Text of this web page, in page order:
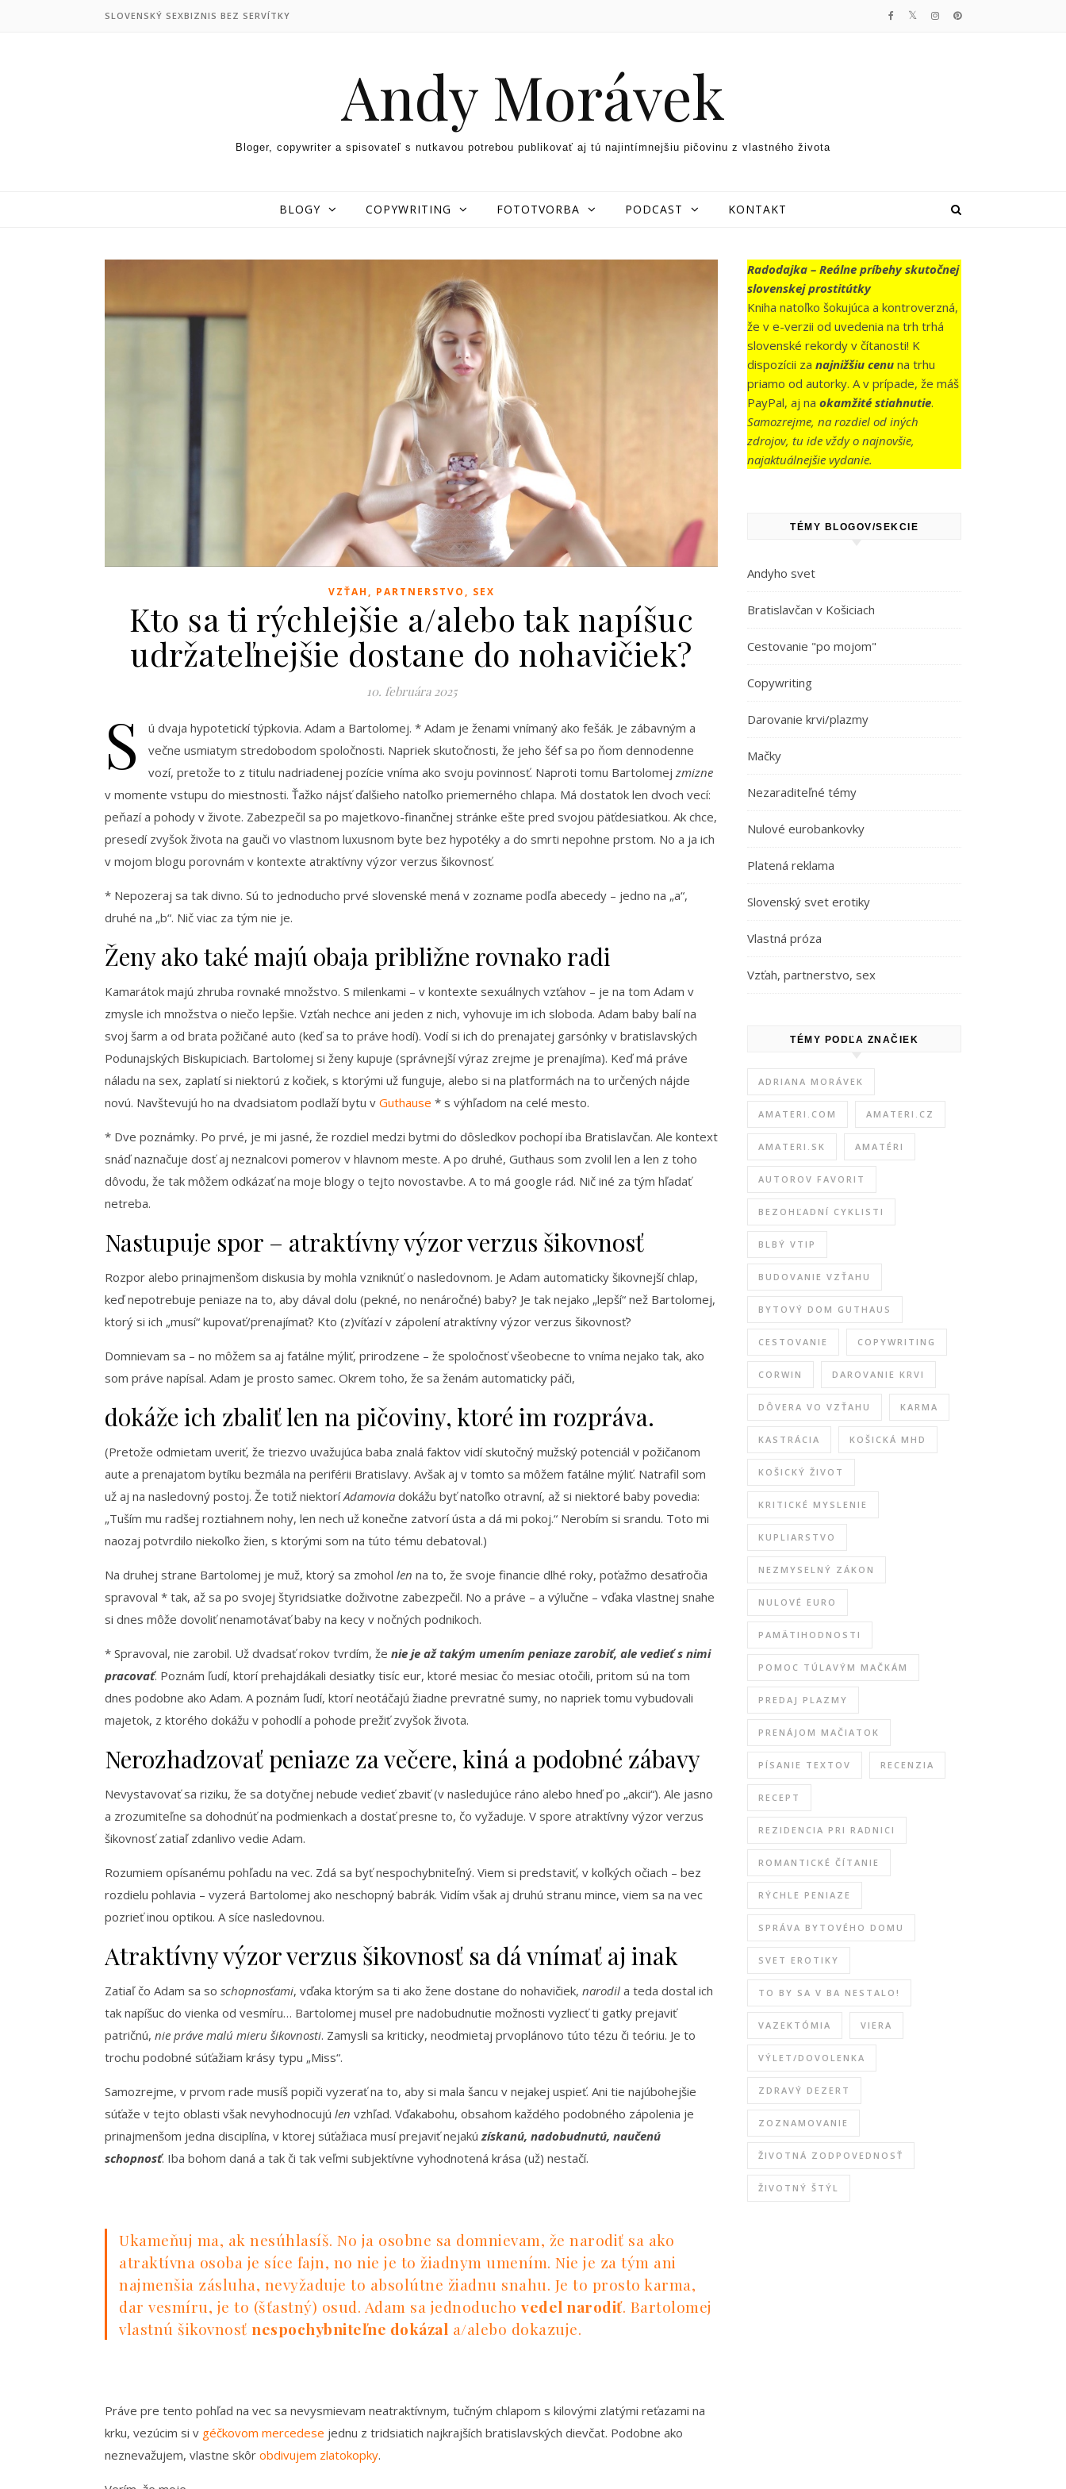
SLOVENSKÝ SEXBIZNIS BEZ SERVÍTKY
Andy Morávek
Bloger, copywriter a spisovateľ s nutkavou potrebou publikovať aj tú najintímnejšiu pičovinu z vlastného života
BLOGY COPYWRITING FOTOTVORBA PODCAST KONTAKT
VZŤAH, PARTNERSTVO, SEX
Kto sa ti rýchlejšie a/alebo tak napíšuc
udržateľnejšie dostane do nohavičiek?
10. februára 2025
S
ú dvaja hypotetickí týpkovia. Adam a Bartolomej. * Adam je ženami vnímaný ako fešák. Je zábavným a
večne usmiatym stredobodom spoločnosti. Napriek skutočnosti, že jeho šéf sa po ňom dennodenne
vozí, pretože to z titulu nadriadenej pozície vníma ako svoju povinnosť. Naproti tomu Bartolomej zmizne
v momente vstupu do miestnosti. Ťažko nájsť ďalšieho natoľko priemerného chlapa. Má dostatok len dvoch vecí:
peňazí a pohody v živote. Zabezpečil sa po majetkovo-finančnej stránke ešte pred svojou päťdesiatkou. Ak chce,
presedí zvyšok života na gauči vo vlastnom luxusnom byte bez hypotéky a do smrti nepohne prstom. No a ja ich
v mojom blogu porovnám v kontexte atraktívny výzor verzus šikovnosť.
* Nepozeraj sa tak divno. Sú to jednoducho prvé slovenské mená v zozname podľa abecedy – jedno na „a“,
druhé na „b“. Nič viac za tým nie je.
Ženy ako také majú obaja približne rovnako radi
Kamarátok majú zhruba rovnaké množstvo. S milenkami – v kontexte sexuálnych vzťahov – je na tom Adam v
zmysle ich množstva o niečo lepšie. Vzťah nechce ani jeden z nich, vyhovuje im ich sloboda. Adam baby balí na
svoj šarm a od brata požičané auto (keď sa to práve hodí). Vodí si ich do prenajatej garsónky v bratislavských
Podunajských Biskupiciach. Bartolomej si ženy kupuje (správnejší výraz zrejme je prenajíma). Keď má práve
náladu na sex, zaplatí si niektorú z kočiek, s ktorými už funguje, alebo si na platformách na to určených nájde
novú. Navštevujú ho na dvadsiatom podlaží bytu v Guthause * s výhľadom na celé mesto.
* Dve poznámky. Po prvé, je mi jasné, že rozdiel medzi bytmi do dôsledkov pochopí iba Bratislavčan. Ale kontext
snáď naznačuje dosť aj neznalcovi pomerov v hlavnom meste. A po druhé, Guthaus som zvolil len a len z toho
dôvodu, že tak môžem odkázať na moje blogy o tejto novostavbe. A to má google rád. Nič iné za tým hľadať
netreba.
Nastupuje spor – atraktívny výzor verzus šikovnosť
Rozpor alebo prinajmenšom diskusia by mohla vzniknúť o nasledovnom. Je Adam automaticky šikovnejší chlap,
keď nepotrebuje peniaze na to, aby dával dolu (pekné, no nenáročné) baby? Je tak nejako „lepší“ než Bartolomej,
ktorý si ich „musí“ kupovať/prenajímať? Kto (z)víťazí v zápolení atraktívny výzor verzus šikovnosť?
Domnievam sa – no môžem sa aj fatálne mýliť, prirodzene – že spoločnosť všeobecne to vníma nejako tak, ako
som práve napísal. Adam je prosto samec. Okrem toho, že sa ženám automaticky páči,
dokáže ich zbaliť len na pičoviny, ktoré im rozpráva.
(Pretože odmietam uveriť, že triezvo uvažujúca baba znalá faktov vidí skutočný mužský potenciál v požičanom
aute a prenajatom bytíku bezmála na periférii Bratislavy. Avšak aj v tomto sa môžem fatálne mýliť. Natrafil som
už aj na nasledovný postoj. Že totiž niektoríAdamovia dokážu byť natoľko otravní, až si niektoré baby povedia:
„Tuším mu radšej roztiahnem nohy, len nech už konečne zatvorí ústa a dá mi pokoj.“ Nerobím si srandu. Toto mi
naozaj potvrdilo niekoľko žien, s ktorými som na túto tému debatoval.)
Na druhej strane Bartolomej je muž, ktorý sa zmohol len na to, že svoje financie dlhé roky, poťažmo desaťročia
spravoval * tak, až sa po svojej štyridsiatke doživotne zabezpečil. No a práve – a výlučne – vďaka vlastnej snahe
si dnes môže dovoliť nenamotávať baby na kecy v nočných podnikoch.
* Spravoval, nie zarobil. Už dvadsať rokov tvrdím, že nie je až takým umením peniaze zarobiť, ale vedieť s nimi
pracovať. Poznám ľudí, ktorí prehajdákali desiatky tisíc eur, ktoré mesiac čo mesiac otočili, pritom sú na tom
dnes podobne ako Adam. A poznám ľudí, ktorí neotáčajú žiadne prevratné sumy, no napriek tomu vybudovali
majetok, z ktorého dokážu v pohodlí a pohode prežiť zvyšok života.
Nerozhadzovať peniaze za večere, kiná a podobné zábavy
Nevystavovať sa riziku, že sa dotyčnej nebude vedieť zbaviť (v nasledujúce ráno alebo hneď po „akcii“). Ale jasno
a zrozumiteľne sa dohodnúť na podmienkach a dostať presne to, čo vyžaduje. V spore atraktívny výzor verzus
šikovnosť zatiaľ zdanlivo vedie Adam.
Rozumiem opísanému pohľadu na vec. Zdá sa byť nespochybniteľný. Viem si predstaviť, v koľkých očiach – bez
rozdielu pohlavia – vyzerá Bartolomej ako neschopný babrák. Vidím však aj druhú stranu mince, viem sa na vec
pozrieť inou optikou. A síce nasledovnou.
Atraktívny výzor verzus šikovnosť sa dá vnímať aj inak
Zatiaľ čo Adam sa so schopnosťami, vďaka ktorým sa ti ako žene dostane do nohavičiek, narodil a teda dostal ich
tak napíšuc do vienka od vesmíru… Bartolomej musel pre nadobudnutie možnosti vyzliecť ti gatky prejaviť
patričnú, nie práve malú mieru šikovnosti. Zamysli sa kriticky, neodmietaj prvoplánovo túto tézu či teóriu. Je to
trochu podobné súťažiam krásy typu „Miss“.
Samozrejme, v prvom rade musíš popiči vyzerať na to, aby si mala šancu v nejakej uspieť. Ani tie najúbohejšie
súťaže v tejto oblasti však nevyhodnocujú len vzhľad. Vďakabohu, obsahom každého podobného zápolenia je
prinajmenšom jedna disciplína, v ktorej súťažiaca musí prejaviť nejakú získanú, nadobudnutú, naučenú
schopnosť. Iba bohom daná a tak či tak veľmi subjektívne vyhodnotená krása (už) nestačí.
Ukameňuj ma, ak nesúhlasíš. No ja osobne sa domnievam, že narodiť sa ako
atraktívna osoba je síce fajn, no nie je to žiadnym umením. Nie je za tým ani
najmenšia zásluha, nevyžaduje to absolútne žiadnu snahu. Je to prosto karma,
dar vesmíru, je to (šťastný) osud. Adam sa jednoducho vedel narodiť. Bartolomej
vlastnú šikovnosť nespochybniteľne dokázal a/alebo dokazuje.
Práve pre tento pohľad na vec sa nevysmievam neatraktívnym, tučným chlapom s kilovými zlatými reťazami na
krku, vezúcim si v géčkovom mercedese jednu z tridsiatich najkrajších bratislavských dievčat. Podobne ako
neznevažujem, vlastne skôr obdivujem zlatokopky.
Radodajka – Reálne príbehy skutočnej
slovenskej prostitútky
Kniha natoľko šokujúca a kontroverzná,
že v e-verzii od uvedenia na trh trhá
slovenské rekordy v čítanosti! K
dispozícii za najnižšiu cenu na trhu
priamo od autorky. A v prípade, že máš
PayPal, aj na okamžité stiahnutie.
Samozrejme, na rozdiel od iných
zdrojov, tu ide vždy o najnovšie,
najaktuálnejšie vydanie.
TÉMY BLOGOV/SEKCIE
Andyho svet
Bratislavčan v Košiciach
Cestovanie "po mojom"
Copywriting
Darovanie krvi/plazmy
Mačky
Nezaraditeľné témy
Nulové eurobankovky
Platená reklama
Slovenský svet erotiky
Vlastná próza
Vzťah, partnerstvo, sex
TÉMY PODĽA ZNAČIEK
ADRIANA MORÁVEK
AMATERI.COM AMATERI.CZ
AMATERI.SK AMATÉRI
AUTOROV FAVORIT
BEZOHĽADNÍ CYKLISTI
BLBÝ VTIP
BUDOVANIE VZŤAHU
BYTOVÝ DOM GUTHAUS
CESTOVANIE COPYWRITING
CORWIN DAROVANIE KRVI
DÔVERA VO VZŤAHU KARMA
KASTRÁCIA KOŠICKÁ MHD
KOŠICKÝ ŽIVOT
KRITICKÉ MYSLENIE
KUPLIARSTVO
NEZMYSELNÝ ZÁKON
NULOVÉ EURO
PAMÄTIHODNOSTI
POMOC TÚLAVÝM MAČKÁM
PREDAJ PLAZMY
PRENÁJOM MAČIATOK
PÍSANIE TEXTOV RECENZIA
RECEPT
REZIDENCIA PRI RADNICI
ROMANTICKÉ ČÍTANIE
RÝCHLE PENIAZE
SPRÁVA BYTOVÉHO DOMU
SVET EROTIKY
TO BY SA V BA NESTALO!
VAZEKTÓMIA VIERA
VÝLET/DOVOLENKA
ZDRAVÝ DEZERT
ZOZNAMOVANIE
ŽIVOTNÁ ZODPOVEDNOSŤ
ŽIVOTNÝ ŠTÝL